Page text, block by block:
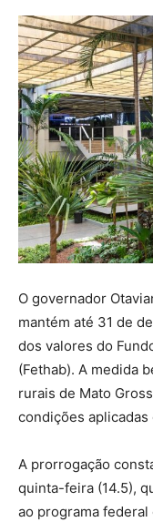
O governador
mantém até 31 de
dos valores do
(Fethab). A medida
rurais de Mato
condições aplicadas
A prorrogação
quinta-feira (14.5),
ao programa